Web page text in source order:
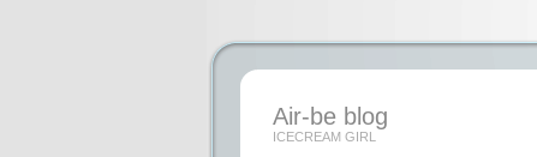
Air-be blog
ICECREAM GIRL